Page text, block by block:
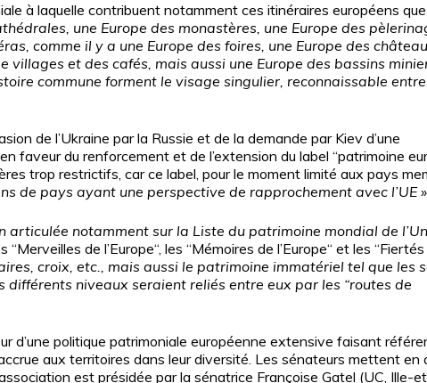
à laquelle contribuent notamment ces itinéraires européens
une Europe des monastères, une Europe des
comme il y a une Europe des foires, une Europe des
villages et des cafés, mais aussi une Europe des bassins
commune forment le visage singulier, reconnaissable
de l’Ukraine par la Russie et de la demande par Kiev d’une
faveur du renforcement et de l’extension du label “patrimoine
trop restrictifs, car ce label, pour le moment limité aux pays
de pays ayant une perspective de rapprochement avec l’UE»
articulée notamment sur la Liste du patrimoine mondial de
“Merveilles de l’Europe“, les “Mémoires de l’Europe“ et les
croix, etc., mais aussi le patrimoine immatériel tel que les
niveaux seraient reliés entre eux par les “routes de
d’une politique patrimoniale européenne extensive faisant
aux territoires dans leur diversité. Les sénateurs mettent en
est présidée par la sénatrice Françoise Gatel (UC, Ille-